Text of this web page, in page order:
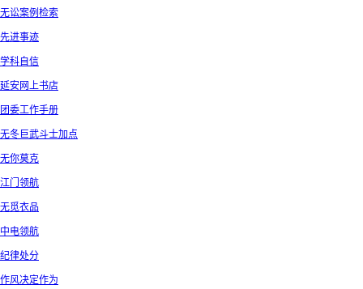
无讼案例检索
先进事迹
学科自信
延安网上书店
团委工作手册
无冬巨武斗士加点
无你莫克
江门领航
无觅衣品
中电领航
纪律处分
作风决定作为